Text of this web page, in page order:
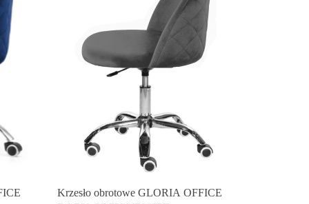
Krzesło obrotowe GLORIA OFFICE